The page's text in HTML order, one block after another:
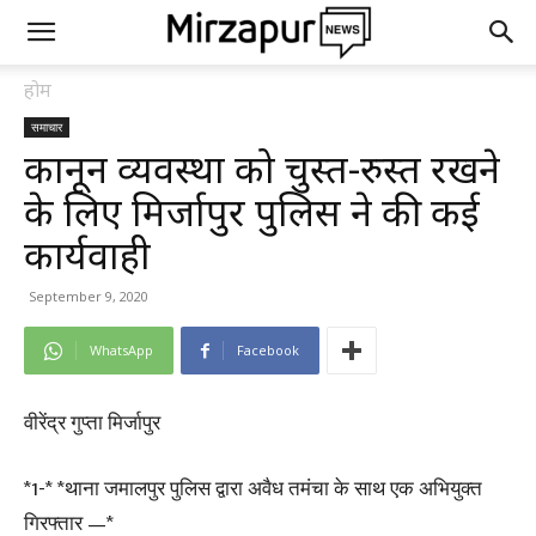
होम
समाचार
कानून व्यवस्था को चुस्त-दुरुस्त रखने
के लिए मिर्जापुर पुलिस ने की कई
कार्यवाही
September 9, 2020
WhatsApp Facebook
वीरेंद्र गुप्ता मिर्जापुर
*1-* *थाना जमालपुर पुलिस द्वारा अवैध तमंचा के साथ एक अभियुक्त
गिरफ्तार —*